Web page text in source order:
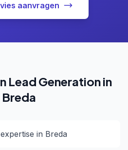
aanvragen
Lead Generation in
Breda
in Breda